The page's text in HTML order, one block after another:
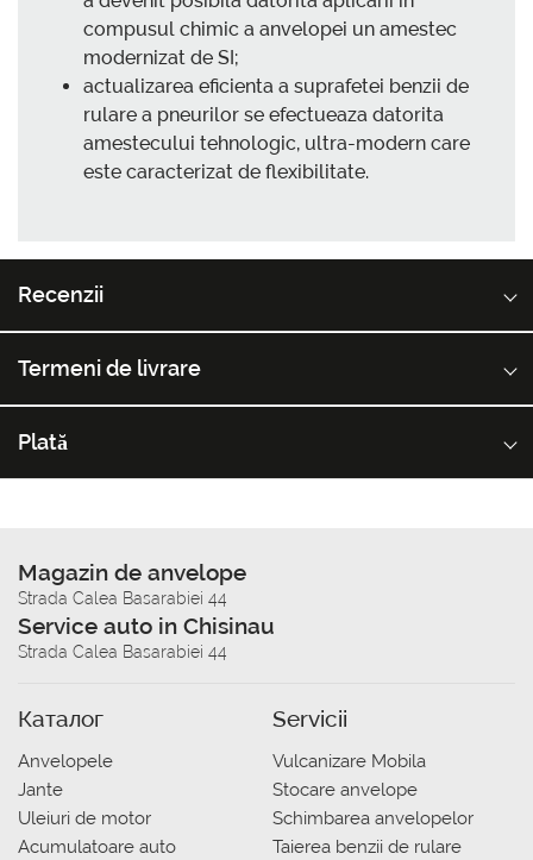
compusul chimic a anvelopei un amestec
modernizat de SI;
actualizarea eficienta a suprafetei benzii de
rulare a pneurilor se efectueaza datorita
amestecului tehnologic, ultra-modern care
este caracterizat de flexibilitate.
Recenzii
Termeni de livrare
Plată
Magazin de anvelope
Strada Calea Basarabiei 44
Service auto in Chisinau
Strada Calea Basarabiei 44
Каталог
Anvelopele
Jante
Uleiuri de motor
Acumulatoare auto
Servicii
Vulcanizare Mobila
Stocare anvelope
Schimbarea anvelopelor
Taierea benzii de rulare